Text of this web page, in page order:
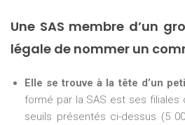
Une SAS membre d’un
légale de nommer un
Elle se trouve à la tête d’un
formé par la SAS est ses
seuils présentés ci-dessus (5